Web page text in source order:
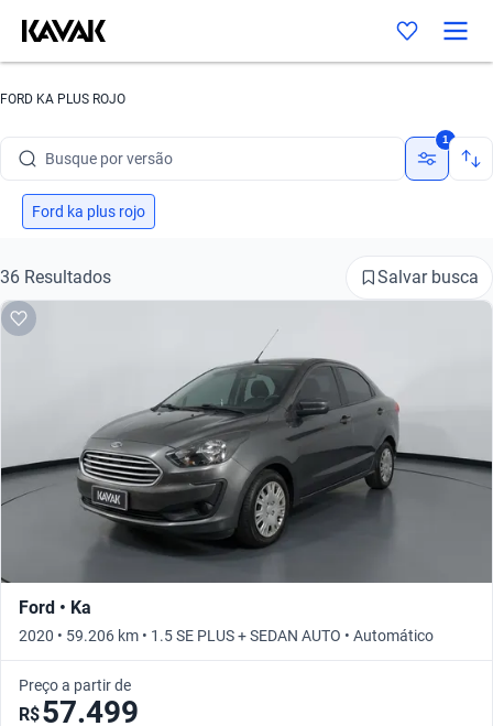
FORD KA PLUS ROJO
Busque por modelo
Busque por versão
Busque por ano
Busque por modelo
1
Ford ka plus rojo
36 Resultados Salvar busca
Ford • Ka
2020 • 59.206 km • 1.5 SE PLUS + SEDAN AUTO • Automático
Preço a partir de
R$57.499